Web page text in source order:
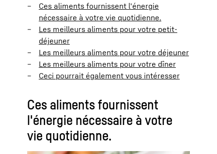
Ces aliments fournissent l'énergie
nécessaire à votre vie quotidienne.
Les meilleurs aliments pour votre petit-
déjeuner
Les meilleurs aliments pour votre déjeuner
Les meilleurs aliments pour votre dîner
Ceci pourrait également vous intéresser
Ces aliments fournissent
l'énergie nécessaire à votre
vie quotidienne.